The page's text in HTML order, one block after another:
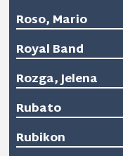
Roso, Mario
Royal Band
Rozga, Jelena
Rubato
Rubikon